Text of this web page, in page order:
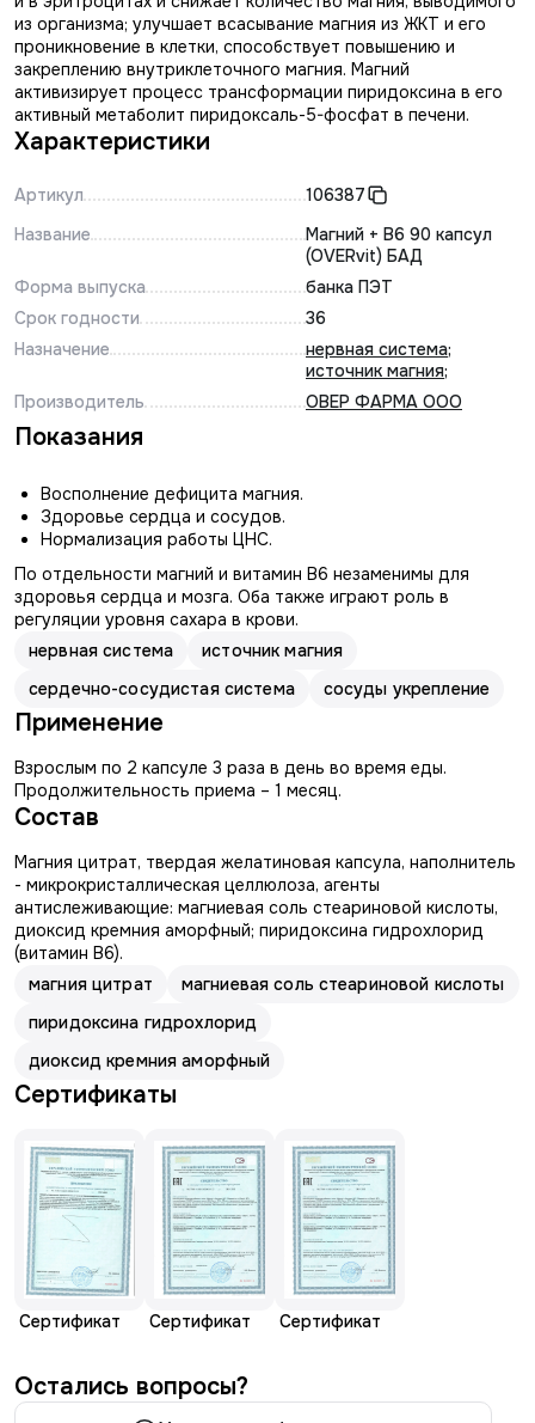
из организма; улучшает всасывание магния из ЖКТ и его
проникновение в клетки, способствует повышению и
закреплению внутриклеточного магния. Магний
активизирует процесс трансформации пиридоксина в его
активный метаболит пиридоксаль-5-фосфат в печени.
Характеристики
Артикул
106387
Название
Магний + В6 90 капсул
(OVERvit) БАД
Форма выпуска
банка ПЭТ
Срок годности
36
Назначение
нервная система;
источник магния;
Производитель
ОВЕР ФАРМА ООО
Показания
Восполнение дефицита магния.
Здоровье сердца и сосудов.
Нормализация работы ЦНС.
По отдельности магний и витамин B6 незаменимы для
здоровья сердца и мозга. Оба также играют роль в
регуляции уровня сахара в крови.
нервная система
источник магния
сердечно-сосудистая система
сосуды укрепление
Применение
Взрослым по 2 капсуле 3 раза в день во время еды.
Продолжительность приема – 1 месяц.
Состав
Магния цитрат, твердая желатиновая капсула, наполнитель
- микрокристаллическая целлюлоза, агенты
антислеживающие: магниевая соль стеариновой кислоты,
диоксид кремния аморфный; пиридоксина гидрохлорид
(витамин В6).
магния цитрат
магниевая соль стеариновой кислоты
пиридоксина гидрохлорид
диоксид кремния аморфный
Сертификаты
Сертификат Сертификат Сертификат
Остались вопросы?